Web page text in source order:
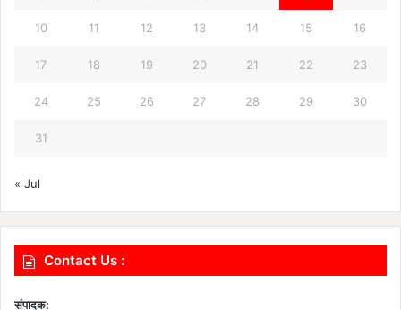
10 11 12 13 14 15 16
17 18 19 20 21 22 23
24 25 26 27 28 29 30
31
« Jul
Contact Us :
संपादक: